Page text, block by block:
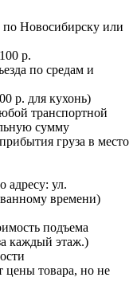
по Новосибирску или
р.
по средам и
р. для кухонь)
транспортной
сумму
груза в место
адресу: ул.
времени)
подъема
каждый этаж.)
цены товара, но не